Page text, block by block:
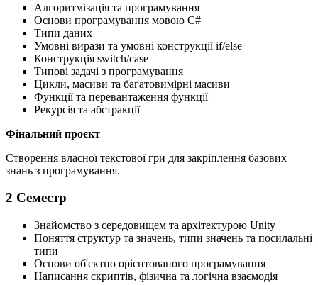
Алгоритмізація та програмування
Основи програмування мовою C#
Типи даних
Умовні вирази та умовні конструкції if/else
Конструкція switch/case
Типові задачі з програмування
Цикли, масиви та багатовимірні масиви
Функції та перевантаження функції
Рекурсія та абстракції
Фінальний проєкт
Створення власної текстової гри для закріплення базових
знань з програмування.
2 Семестр
Знайомство з середовищем та архітектурою Unity
Поняття структур та значень, типи значень та посилальні
типи
Основи об'єктно орієнтованого програмування
Написання скриптів, фізична та логічна взаємодія